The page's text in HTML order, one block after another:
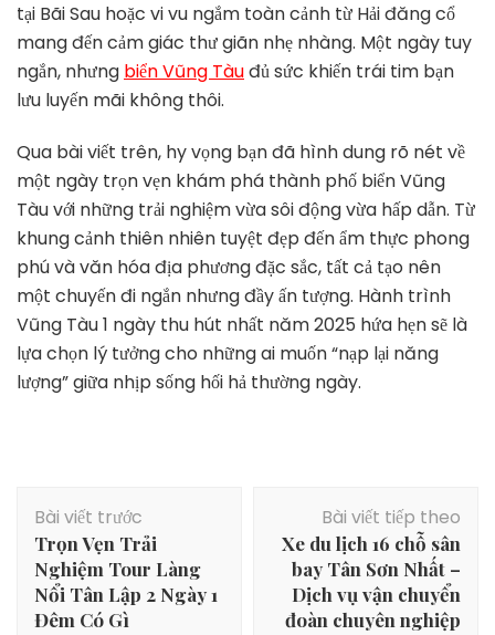
tại Bãi Sau hoặc vi vu ngắm toàn cảnh từ Hải đăng cổ
mang đến cảm giác thư giãn nhẹ nhàng. Một ngày tuy
ngắn, nhưng biển Vũng Tàuđủ sức khiến trái tim bạn
lưu luyến mãi không thôi.
Qua bài viết trên, hy vọng bạn đã hình dung rõ nét về
một ngày trọn vẹn khám phá thành phố biển Vũng
Tàu với những trải nghiệm vừa sôi động vừa hấp dẫn. Từ
khung cảnh thiên nhiên tuyệt đẹp đến ẩm thực phong
phú và văn hóa địa phương đặc sắc, tất cả tạo nên
một chuyến đi ngắn nhưng đầy ấn tượng. Hành trình
Vũng Tàu 1 ngày thu hút nhất năm 2025 hứa hẹn sẽ là
lựa chọn lý tưởng cho những ai muốn “nạp lại năng
lượng” giữa nhịp sống hối hả thường ngày.
Điều
hướng
bài
viết
Bài viết trước
Trọn Vẹn Trải
Nghiệm Tour Làng
Nổi Tân Lập 2 Ngày 1
Đêm Có Gì
Bài viết tiếp theo
Xe du lịch 16 chỗ sân
bay Tân Sơn Nhất –
Dịch vụ vận chuyển
đoàn chuyên nghiệp